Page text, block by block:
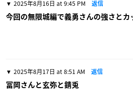
2025年8月16日 at 9:45 PM 返信
今回の無限城編で義勇さんの強さと
2025年8月17日 at 8:51 AM 返信
冨岡さんと玄弥と錆兎